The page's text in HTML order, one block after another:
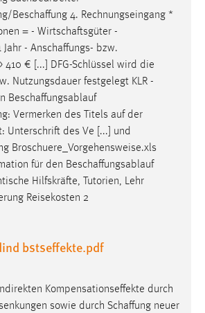
Beschaffung 4. Rechnungseingang *
= - Wirtschaftsgüter -
Jahr - Anschaffungs- bzw.
410 € [...] DFG-Schlüssel wird die
Nutzungsdauer festgelegt KLR -
Beschaffungsablauf
Vermerken des Titels auf der
Unterschrift des Ve [...] und
Broschuere_Vorgehensweise.xls
für den Beschaffungsablauf
Hilfskräfte, Tutorien, Lehr
Reisekosten 2
bstseffekte.pdf
Kompensationseffekte durch
sowie durch Schaffung neuer